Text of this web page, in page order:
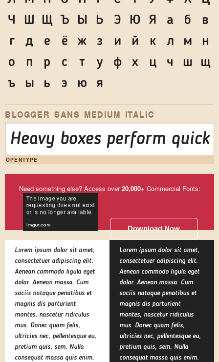
Ч
Ш Щ Ъ Ы Ь Э Ю Я а б
в
г
д е ё ж з и й к л м
н
о
п р с т у ф х ц ч ш
щ
ъ
ы ь э ю я
BLOGGER SANS MEDIUM ITALIC
Heavy boxes perform quick
OPENTYPE
Need something else? Access over20,000+ Commercial Fonts:
Download Now
Lorem ipsum dolor sit amet,
consectetuer adipiscing elit.
Aenean commodo ligula eget
dolor. Aenean massa. Cum
sociis natoque penatibus et
magnis dis parturient
montes, nascetur ridiculus
mus. Donec quam felis,
ultricies nec, pellentesque eu,
pretium quis, sem. Nulla
consequat massa quis enim.
Lorem ipsum dolor sit amet,
consectetuer adipiscing elit.
Aenean commodo ligula eget
dolor. Aenean massa. Cum
sociis natoque penatibus et
magnis dis parturient
montes, nascetur ridiculus
mus. Donec quam felis,
ultricies nec, pellentesque eu,
pretium quis, sem. Nulla
consequat massa quis enim.